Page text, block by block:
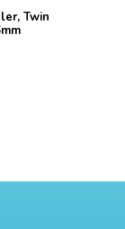
Twin